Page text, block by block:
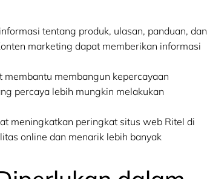
tentang produk, ulasan, panduan, dan
marketing dapat memberikan informasi
membangun kepercayaan
percaya lebih mungkin melakukan
meningkatkan peringkat situs web Ritel di
online dan menarik lebih banyak